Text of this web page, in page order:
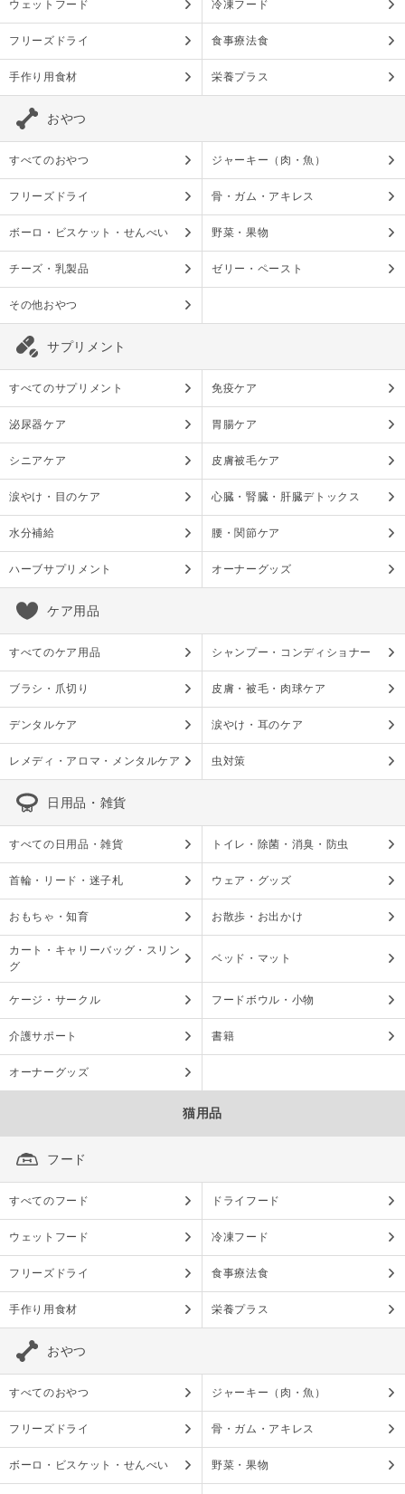
ウェットフード 冷凍フード
フリーズドライ 食事療法食
手作り用食材 栄養プラス
おやつ
すべてのおやつ ジャーキー（肉・魚）
フリーズドライ 骨・ガム・アキレス
ボーロ・ビスケット・せんべい 野菜・果物
チーズ・乳製品 ゼリー・ペースト
その他おやつ
サプリメント
すべてのサプリメント 免疫ケア
泌尿器ケア 胃腸ケア
シニアケア 皮膚被毛ケア
涙やけ・目のケア 心臓・腎臓・肝臓デトックス
水分補給 腰・関節ケア
ハーブサプリメント オーナーグッズ
ケア用品
すべてのケア用品 シャンプー・コンディショナー
ブラシ・爪切り 皮膚・被毛・肉球ケア
デンタルケア 涙やけ・耳のケア
レメディ・アロマ・メンタルケア 虫対策
日用品・雑貨
すべての日用品・雑貨 トイレ・除菌・消臭・防虫
首輪・リード・迷子札 ウェア・グッズ
おもちゃ・知育 お散歩・お出かけ
カート・キャリーバッグ・スリン
グ
ベッド・マット
ケージ・サークル フードボウル・小物
介護サポート 書籍
オーナーグッズ
猫用品
フード
すべてのフード ドライフード
ウェットフード 冷凍フード
フリーズドライ 食事療法食
手作り用食材 栄養プラス
おやつ
すべてのおやつ ジャーキー（肉・魚）
フリーズドライ 骨・ガム・アキレス
ボーロ・ビスケット・せんべい 野菜・果物